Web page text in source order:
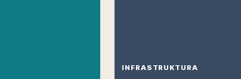
INFRASTRUKTURA